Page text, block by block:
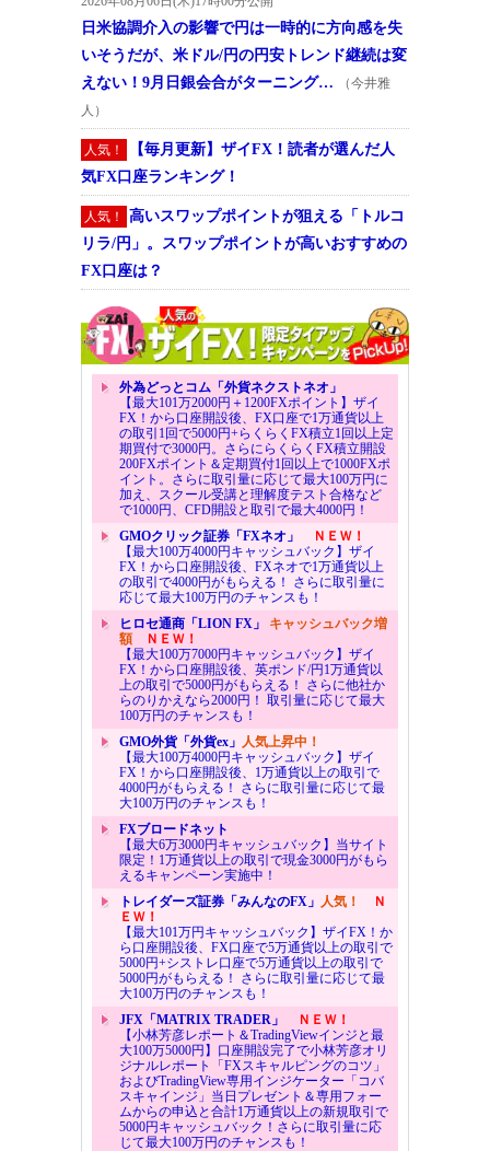
日米協調介入の影響で円は一時的に方向感を失
いそうだが、米ドル/円の円安トレンド継続は変
えない！9月日銀会合がターニング…
（今井雅
人）
人気！
【毎月更新】ザイFX！読者が選んだ人
気FX口座ランキング！
人気！
高いスワップポイントが狙える「トルコ
リラ/円」。スワップポイントが高いおすすめの
FX口座は？
外為どっとコム「外貨ネクストネオ」
【最大101万2000円＋1200FXポイント】ザイ
FX！から口座開設後、FX口座で1万通貨以上
の取引1回で5000円+らくらくFX積立1回以上定
期買付で3000円。さらにらくらくFX積立開設
200FXポイント＆定期買付1回以上で1000FXポ
イント。さらに取引量に応じて最大100万円に
加え、スクール受講と理解度テスト合格など
で1000円、CFD開設と取引で最大4000円！
GMOクリック証券「FXネオ」
ＮＥＷ！
【最大100万4000円キャッシュバック】ザイ
FX！から口座開設後、FXネオで1万通貨以上
の取引で4000円がもらえる！ さらに取引量に
応じて最大100万円のチャンスも！
ヒロセ通商「LION FX」 キャッシュバック増
額ＮＥＷ！
【最大100万7000円キャッシュバック】ザイ
FX！から口座開設後、英ポンド/円1万通貨以
上の取引で5000円がもらえる！ さらに他社か
らのりかえなら2000円！ 取引量に応じて最大
100万円のチャンスも！
GMO外貨「外貨ex」 人気上昇中！
【最大100万4000円キャッシュバック】ザイ
FX！から口座開設後、1万通貨以上の取引で
4000円がもらえる！ さらに取引量に応じて最
大100万円のチャンスも！
FXブロードネット
【最大6万3000円キャッシュバック】当サイト
限定！1万通貨以上の取引で現金3000円がもら
えるキャンペーン実施中！
トレイダーズ証券「みんなのFX」 人気！
Ｎ
ＥＷ！
【最大101万円キャッシュバック】ザイFX！か
ら口座開設後、FX口座で5万通貨以上の取引で
5000円+シストレ口座で5万通貨以上の取引で
5000円がもらえる！ さらに取引量に応じて最
大100万円のチャンスも！
JFX「MATRIX TRADER」
ＮＥＷ！
【小林芳彦レポート＆TradingViewインジと最
大100万5000円】口座開設完了で小林芳彦オリ
ジナルレポート「FXスキャルピングのコツ」
およびTradingView専用インジケーター「コバ
スキャインジ」当日プレゼント＆専用フォー
ムからの申込と合計1万通貨以上の新規取引で
5000円キャッシュバック！さらに取引量に応
じて最大100万円のチャンスも！